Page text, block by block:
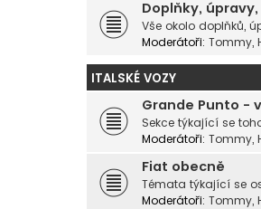
Doplňky,
Vše okolo doplňků,
Moderátoři: Tommy,
ITALSKÉ VOZY
Grande Punto -
Sekce týkající se
Moderátoři: Tommy,
Fiat obecně
Témata týkající se
Moderátoři: Tommy,